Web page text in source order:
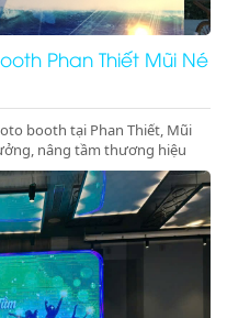
Phan Thiết Mũi Né
booth tại Phan Thiết, Mũi
nâng tầm thương hiệu